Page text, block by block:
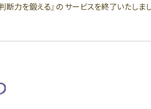
断力を鍛える』の サービスを終了いたしま